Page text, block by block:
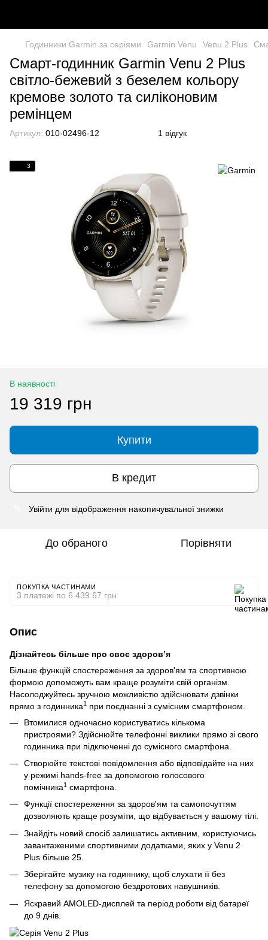
Годинники Garmin за серіями Garmin Venu Venu 2 Plus
Смарт-годинник Garmin Venu 2 Plus
світло-бежевий з безелем кольору
кремове золото та силіконовим
ремінцем
Артикул: 010-02496-12 1 відгук
3
В наявності
19 319 грн
Купити
В кредит
Увійти для відображення накопичувальної знижки
До обраного Порівняти
ПОКУПКА ЧАСТИНАМИ
3 платежі по 6 439.67 грн
Опис
Дізнайтесь більше про своє здоров’я
Більше функцій спостереження за здоров'ям та спортивною
формою допоможуть вам краще розуміти свій організм.
Насолоджуйтесь зручною можливістю здійснювати дзвінки
прямо з годинника1
при поєднанні з сумісним смартфоном.
Втомилися одночасно користуватись кількома
пристроями? Здійснюйте телефонні виклики прямо зі свого
годинника при підключенні до сумісного смартфона.
Створюйте текстові повідомлення або відповідайте на них
у режимі hands-free за допомогою голосового
помічника1 смартфона.
Функції спостереження за здоров'ям та самопочуттям
дозволяють краще розуміти, що відбувається у вашому тілі.
Знайдіть новий спосіб залишатись активним, користуючись
завантаженими спортивними додатками, яких у Venu 2
Plus більше 25.
Зберігайте музику на годиннику, щоб слухати її без
телефону за допомогою бездротових навушників.
Яскравий AMOLED-дисплей та період роботи від батареї
до 9 днів.